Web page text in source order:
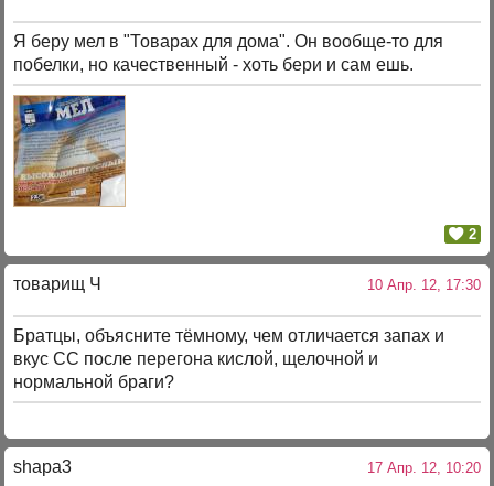
Я беру мел в "Товарах для дома". Он вообще-то для
побелки, но качественный - хоть бери и сам ешь.
2
товарищ Ч 10 Апр. 12, 17:30
Братцы, объясните тёмному, чем отличается запах и
вкус СС после перегона кислой, щелочной и
нормальной браги?
shapa3 17 Апр. 12, 10:20